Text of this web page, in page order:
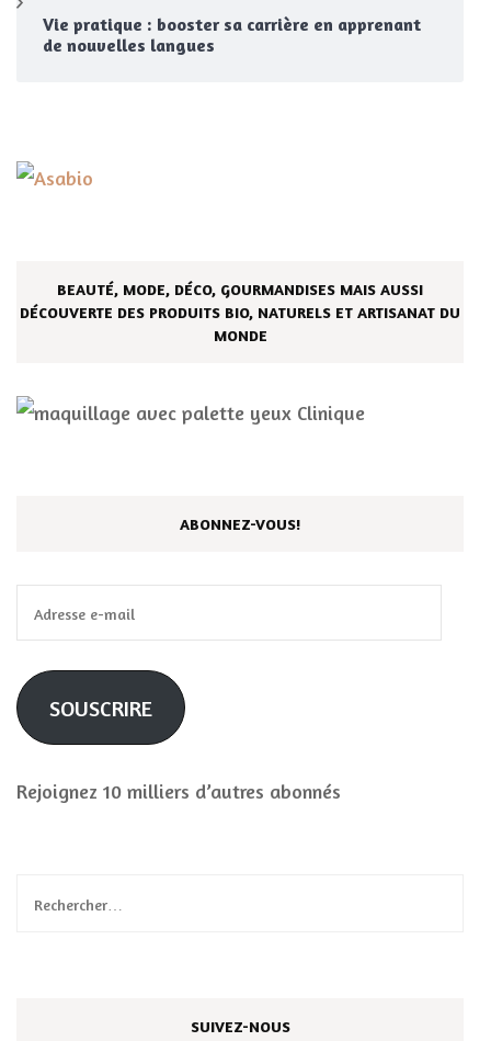
Vie pratique : booster sa carrière en apprenant
de nouvelles langues
BEAUTÉ, MODE, DÉCO, GOURMANDISES MAIS AUSSI
DÉCOUVERTE DES PRODUITS BIO, NATURELS ET ARTISANAT DU
MONDE
ABONNEZ-VOUS!
e-
mail
SOUSCRIRE
Rejoignez 10 milliers d’autres abonnés
Rechercher :
SUIVEZ-NOUS